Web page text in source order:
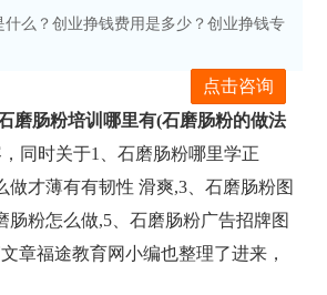
什么？创业挣钱费用是多少？创业挣钱专
点击咨询
磨肠粉培训哪里有(石磨肠粉的做法
同时关于1、石磨肠粉哪里学正
做才薄有有韧性 滑爽,3、石磨肠粉图
肠粉怎么做,5、石磨肠粉广告招牌图
章福途教育网小编也整理了进来，